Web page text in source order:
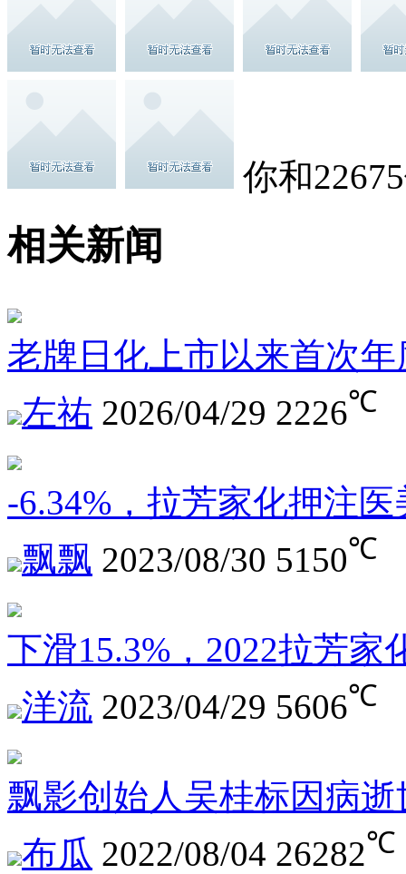
你和
相关新闻
老牌日化上市以来首次年
左祐 2026/04/29 2226℃
-6.34%，拉芳家化押注
飘飘 2023/08/30 5150℃
下滑15.3%，2022拉芳家
洋流 2023/04/29 5606℃
飘影创始人吴桂标因病逝
布瓜 2022/08/04 26282℃